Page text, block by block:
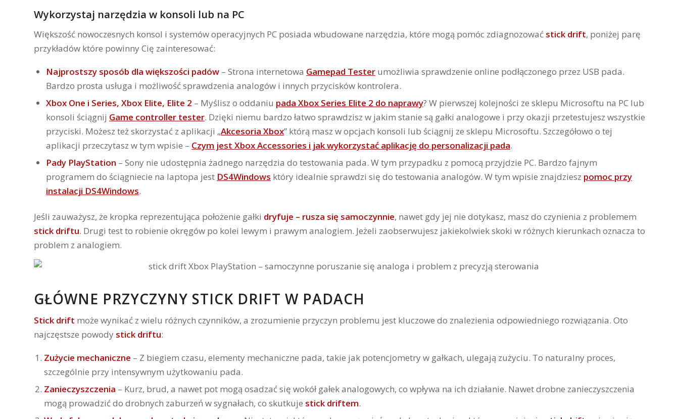
Wykorzystaj narzędzia w konsoli lub na PC
Większość nowoczesnych konsol i systemów operacyjnych PC posiada wbudowane narzędzia, które mogą pomóc zdiagnozować stick drift, poniżej parę
przykładów które powinny Cię zainteresować:
Najprostszy sposób dla większości padów – Strona internetowa Gamepad Tester umożliwia sprawdzenie online podłączonego przez USB pada.
Bardzo prosta usługa i możliwość sprawdzenia analogów i innych przycisków kontrolera.
Xbox One i Series, Xbox Elite, Elite 2 – Myślisz o oddaniu pada Xbox Series Elite 2 do naprawy? W pierwszej kolejności ze sklepu Microsoftu na PC lub
konsoli ściągnij Game controller tester. Dzięki niemu bardzo łatwo sprawdzisz w jakim stanie są gałki analogowe i przy okazji przetestujesz wszystkie
przyciski. Możesz też skorzystać z aplikacji „Akcesoria Xbox” którą masz w opcjach konsoli lub ściągnij ze sklepu Microsoftu. Szczegółowo o tej
aplikacji przeczytasz w tym wpisie – Czym jest Xbox Accessories i jak wykorzystać aplikację do personalizacji pada.
Pady PlayStation – Sony nie udostępnia żadnego narzędzia do testowania pada. W tym przypadku z pomocą przyjdzie PC. Bardzo fajnym
programem do ściągniecie na laptopa jest DS4Windows który idealnie sprawdzi się do testowania analogów. W tym wpisie znajdziesz pomoc przy
instalacji DS4Windows.
Jeśli zauważysz, że kropka reprezentująca położenie gałki dryfuje – rusza się samoczynnie, nawet gdy jej nie dotykasz, masz do czynienia z problemem
stick driftu. Drugi test to robienie okręgów po kolei lewym i prawym analogiem. Jeżeli zaobserwujesz jakiekolwiek skoki w różnych kierunkach oznacza to
problem z analogiem.
GŁÓWNE PRZYCZYNY STICK DRIFT W PADACH
Stick drift może wynikać z wielu różnych czynników, a zrozumienie przyczyn problemu jest kluczowe do znalezienia odpowiedniego rozwiązania. Oto
najczęstsze powody stick driftu:
Zużycie mechaniczne – Z biegiem czasu, elementy mechaniczne pada, takie jak potencjometry w gałkach, ulegają zużyciu. To naturalny proces,
szczególnie przy intensywnym użytkowaniu pada.
Zanieczyszczenia – Kurz, brud, a nawet pot mogą osadzać się wokół gałek analogowych, co wpływa na ich działanie. Nawet drobne zanieczyszczenia
mogą prowadzić do drobnych zaburzeń w sygnałach, co skutkuje stick driftem.